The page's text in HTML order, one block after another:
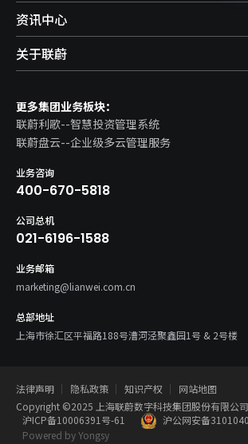
资讯中心
关于联蔚
更多集团业务板块：
联蔚利歌--智慧投资管理系统
联蔚盘云--企业级多云管理服务
业务咨询
400-670-5818
公司总机
021-6196-1588
业务邮箱
marketing@lianwei.com.cn
总部地址
上海市徐汇区平福路188号漕河泾聚鑫园1号 & 2号楼
法律声明 隐私政策 知识产权
网站地图
Copyright ©2025 上海联蔚数字科技集团股份有限公司
沪ICP备10006391号-61
沪公网安备
Powered by Yongsy